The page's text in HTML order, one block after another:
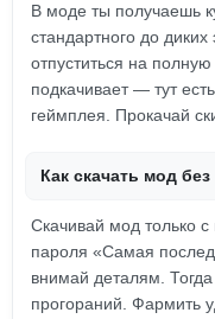
В моде ты получаешь
стандартного до
отпуститься на
подкачивает — тут
геймплея. Прокачай
Как скачать мод
Скачивай мод только
пароля «Самая
внимай деталям.
прогораний. Фармить